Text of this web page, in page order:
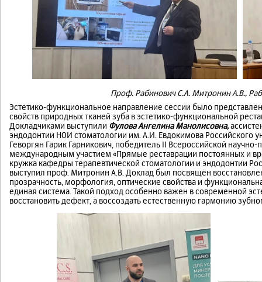
Проф. Рабинович С.А. Митронин А.В.,
Эстетико-функциональное направление сессии было
свойств природных тканей зуба в эстетико-функциональной
Докладчиками выступили Фулова Ангелина Манолисовна,
эндодонтии НОИ стоматологии им. А.И. Евдокимова Российского
Геворгян Гарик Гарникович, победитель II Всероссийской
международным участием «Прямые реставрации постоянных и
кружка кафедры терапевтической стоматологии и эндодонтии
выступил проф. Митронин А.В. Доклад был посвящён
прозрачность, морфология, оптические свойства и
единая система. Такой подход особенно важен в современной
восстановить дефект, а воссоздать естественную гармонию